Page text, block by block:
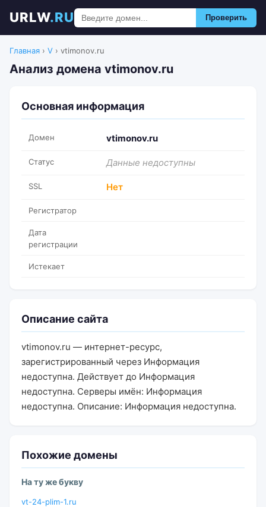
URLW.RU Проверить
Главная › V › vtimonov.ru
Анализ домена vtimonov.ru
Основная информация
Домен vtimonov.ru
Статус Данные недоступны
SSL Нет
Регистратор
Дата
регистрации
Истекает
Описание сайта
vtimonov.ru — интернет-ресурс,
зарегистрированный через Информация
недоступна. Действует до Информация
недоступна. Серверы имён: Информация
недоступна. Описание: Информация недоступна.
Похожие домены
На ту же букву
vt-24-plim-1.ru